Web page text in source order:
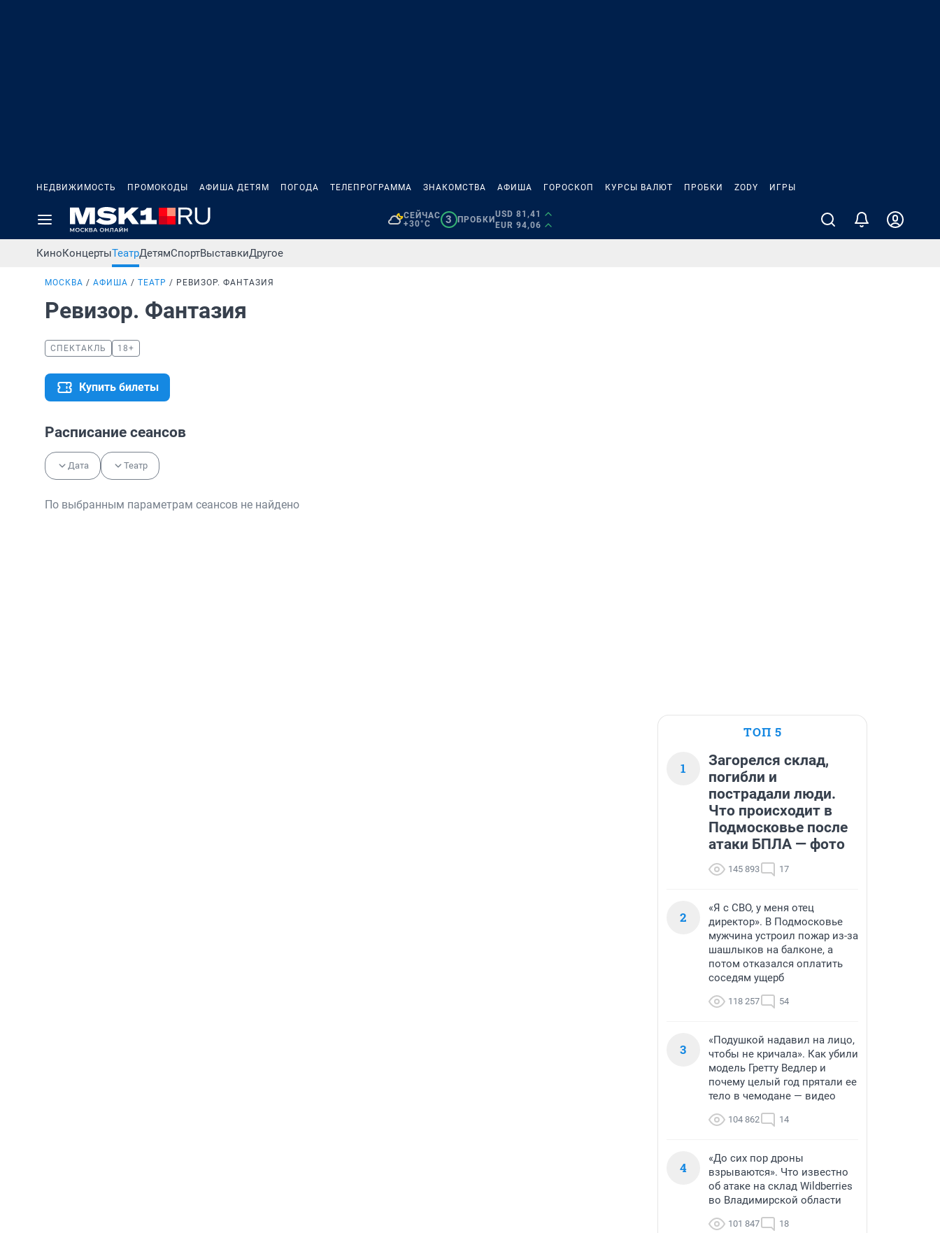
НЕДВИЖИМОСТЬ ПРОМОКОДЫ АФИША ДЕТЯМ ПОГОДА ТЕЛЕПРОГРАММА ЗНАКОМСТВА АФИША ГОРОСКОП КУРСЫ ВАЛЮТ ПРОБКИ ZODY ИГРЫ
СЕЙЧАС
+30°C
3 ПРОБКИ
USD 81,41
EUR 94,06
КиноКонцертыТеатрДетямСпортВыставкиДругое
МОСКВА АФИША ТЕАТР РЕВИЗОР. ФАНТАЗИЯ
Ревизор. Фантазия
СПЕКТАКЛЬ 18+
Купить билеты
Расписание сеансов
Дата Театр
По выбранным параметрам сеансов не найдено
ТОП 5
1
Загорелся склад,
погибли и
пострадали люди.
Что происходит в
Подмосковье после
атаки БПЛА — фото
145 893 17
2
«Я с СВО, у меня отец
директор». В Подмосковье
мужчина устроил пожар из-за
шашлыков на балконе, а
потом отказался оплатить
соседям ущерб
118 257 54
3
«Подушкой надавил на лицо,
чтобы не кричала». Как убили
модель Гретту Ведлер и
почему целый год прятали ее
тело в чемодане — видео
104 862 14
4
«До сих пор дроны
взрываются». Что известно
об атаке на склад Wildberries
во Владимирской области
101 847 18